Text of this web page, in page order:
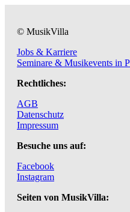
© MusikVilla
Jobs & Karriere
Seminare & Musikevents in
Rechtliches:
AGB
Datenschutz
Impressum
Besuche uns auf:
Facebook
Instagram
Seiten von MusikVilla: